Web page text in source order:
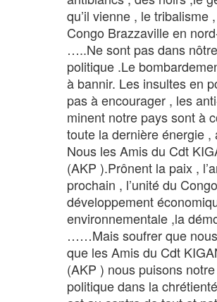
qu’il vienne , le tribalisme
Congo Brazzaville en
…..Ne sont pas dans
politique .Le
à bannir. Les insultes en
pas à encourager , les
minent notre pays sont à
toute la dernière énergie ,
Nous les Amis du Cdt
(AKP ).Prônent la paix ,
prochain , l’unité du
développement
environnementale ,la
……Mais soufrer que
que les Amis du Cdt
(AKP ) nous puisons
politique dans la